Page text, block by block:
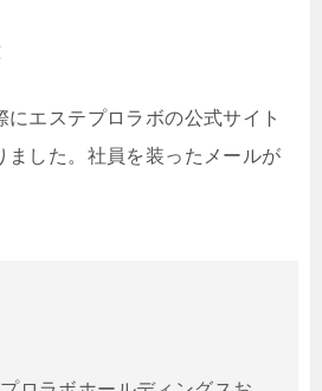
にエステプロラボの公式サイト
ました。社員を装ったメールが